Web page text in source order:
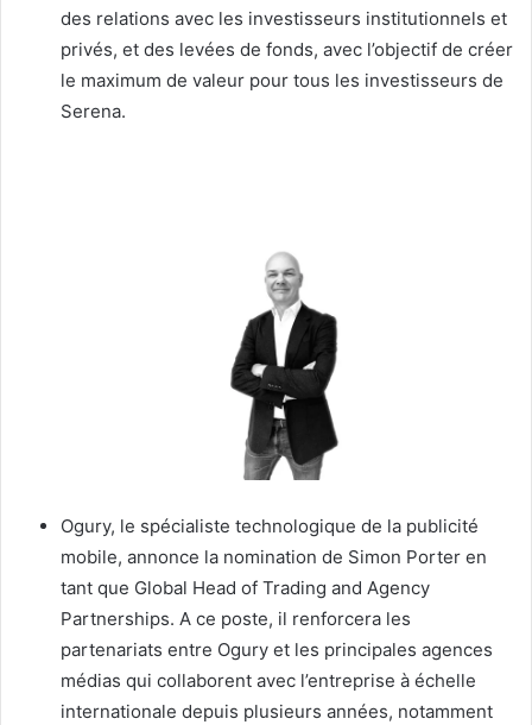
des relations avec les investisseurs institutionnels et
privés, et des levées de fonds, avec l’objectif de créer
le maximum de valeur pour tous les investisseurs de
Serena.
Ogury, le spécialiste technologique de la publicité
mobile, annonce la nomination de Simon Porter en
tant que Global Head of Trading and Agency
Partnerships. A ce poste, il renforcera les
partenariats entre Ogury et les principales agences
médias qui collaborent avec l’entreprise à échelle
internationale depuis plusieurs années, notamment